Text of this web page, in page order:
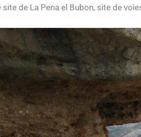
de La Pena el Bubon, site de